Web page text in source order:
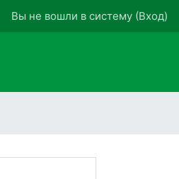
Вы не вошли в систему (Вход)